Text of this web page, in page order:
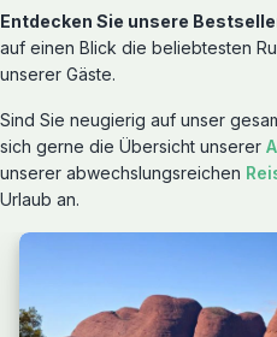
Entdecken Sie unsere
auf einen Blick die beliebtesten
unserer Gäste.
Sind Sie neugierig auf unser
sich gerne die Übersicht unserer
unserer abwechslungsreichen
Urlaub an.